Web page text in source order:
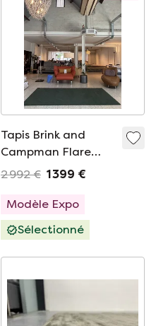
Tapis Brink and
Campman Flare
Moss boucles
2 992 € 1 399 €
Modèle Expo
Sélectionné